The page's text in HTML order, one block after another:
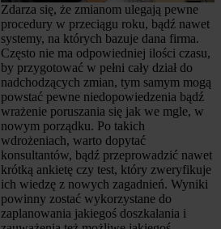
Zdarza się, że zmianom ulegają pewne
procedury w przeciągu roku, bądź nawet
systemy, na których bazuje dana firma.
Często nie ma odpowiedniej ilości czasu,
by przygotować w pełni cały dział do
nadchodzących zmian, tym samym mogą
powstać pewne niedopowiedzenia bądź
wrażenie poruszania się jak we mgle, w
nowym porządku. Po takich
wdrożeniach, warto dopytać
konsultantów, bądź przeprowadzić nawet
krótką ankietę czy test, który zweryfikuje
ich wiedzę z nowych zagadnień. Wyniki
powinny zostać wykorzystane do
zaplanowania jakiegoś doszkalania i